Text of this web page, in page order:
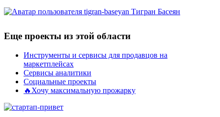
Тигран Басеян
Еще проекты из этой области
Инструменты и сервисы для продавцов на
маркетплейсах
Сервисы аналитики
Социальные проекты
🔥Хочу максимальную прожарку